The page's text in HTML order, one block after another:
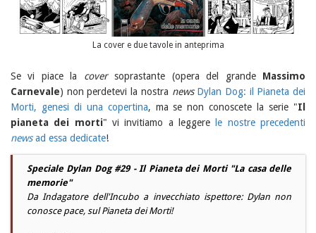
La cover e due tavole in anteprima
Se vi piace la coversoprastante (opera del grande Massimo
Carnevale) non perdetevi la nostra news Dylan Dog: il Pianeta dei
Morti, genesi di una copertina, ma se non conoscete la serie "Il
pianeta dei morti" vi invitiamo a leggere
le nostre precedenti
newsad essa dedicate!
Speciale Dylan Dog #29 - Il Pianeta dei Morti "La casa delle
memorie"
Da Indagatore dell'Incubo a invecchiato ispettore: Dylan non
conosce pace, sul Pianeta dei Morti!